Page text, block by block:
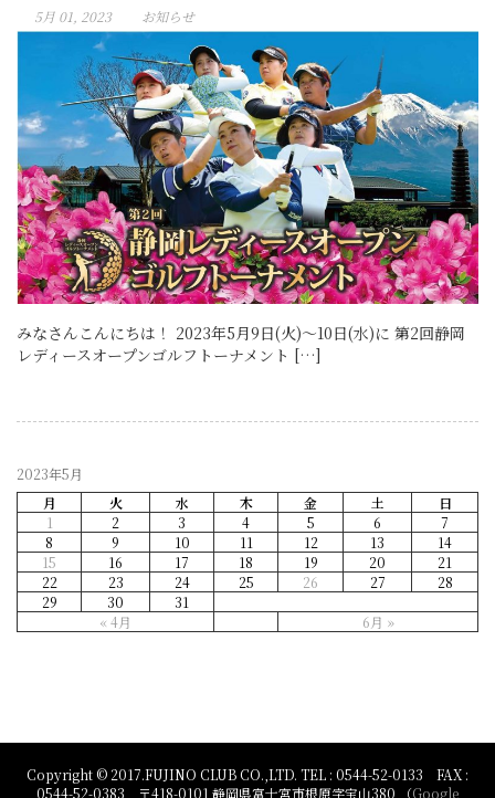
5月 01, 2023 お知らせ
みなさんこんにちは！ 2023年5月9日(火)～10日(水)に 第2回静岡
レディースオープンゴルフトーナメント […]
2023年5月
月
火 水 木 金 土 日
« 4月 6月 »
1 2 3 4 5 6
7
8
9 10 11 12 13
14
15
16 17 18 19 20
21
22
23 24 25 26 27
28
29
30 31
Copyright © 2017.FUJINO CLUB CO.,LTD. TEL : 0544-52-0133 FAX :
0544-52-0383 〒418-0101 静岡県富士宮市根原字宝山380 （Google